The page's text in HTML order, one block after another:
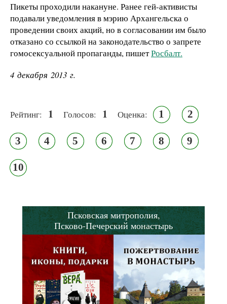
Пикеты проходили накануне. Ранее гей-активисты
подавали уведомления в мэрию Архангельска о
проведении своих акций, но в согласовании им было
отказано со ссылкой на законодательство о запрете
гомосексуальной пропаганды, пишетРосбалт.
4 декабря 2013 г.
Рейтинг: 1 Голосов: 1 Оценка: 1 2
3 4 5 6 7 8 9
10
Псковская митрополия,
Псково-Печерский монастырь